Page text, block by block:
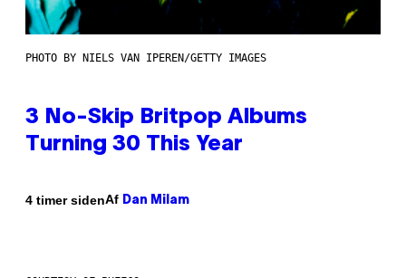
PHOTO BY NIELS VAN IPEREN/GETTY IMAGES
3 No-Skip Britpop Albums
Turning 30 This Year
4 timer sidenAf Dan Milam